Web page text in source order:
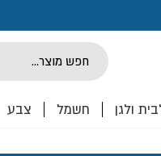
Products
search
ולגן חשמל צבע